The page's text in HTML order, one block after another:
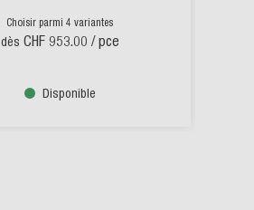
Choisir parmi 4 variantes
dès CHF 953.00 / pce
Disponible